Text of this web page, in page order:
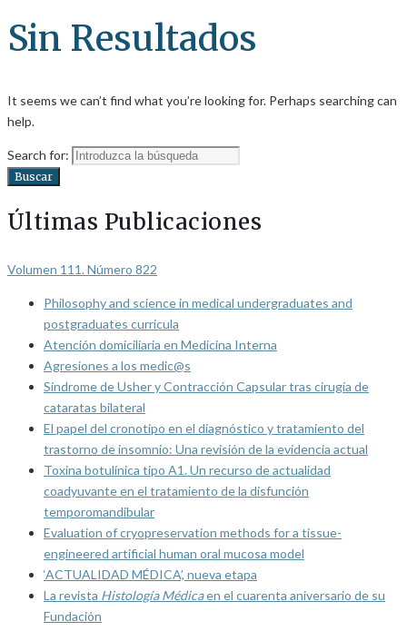
Sin Resultados
It seems we can’t find what you’re looking for. Perhaps searching can
help.
Search for:
Buscar
Últimas Publicaciones
Volumen 111. Número 822
Philosophy and science in medical undergraduates and
postgraduates curricula
Atención domiciliaria en Medicina Interna
Agresiones a los medic@s
Síndrome de Usher y Contracción Capsular tras cirugía de
cataratas bilateral
El papel del cronotipo en el diagnóstico y tratamiento del
trastorno de insomnio: Una revisión de la evidencia actual
Toxina botulínica tipo A1. Un recurso de actualidad
coadyuvante en el tratamiento de la disfunción
temporomandibular
Evaluation of cryopreservation methods for a tissue-
engineered artificial human oral mucosa model
‘ACTUALIDAD MÉDICA’, nueva etapa
La revista Histología Médicaen el cuarenta aniversario de su
Fundación